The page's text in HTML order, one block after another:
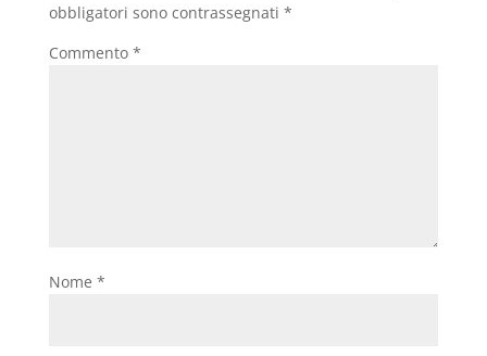
obbligatori sono contrassegnati *
Commento *
Nome *